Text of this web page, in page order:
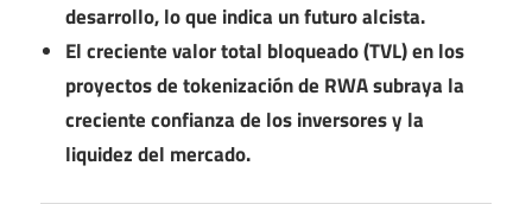
desarrollo, lo que indica un futuro alcista.
El creciente valor total bloqueado (TVL) en los
proyectos de tokenización de RWA subraya la
creciente confianza de los inversores y la
liquidez del mercado.